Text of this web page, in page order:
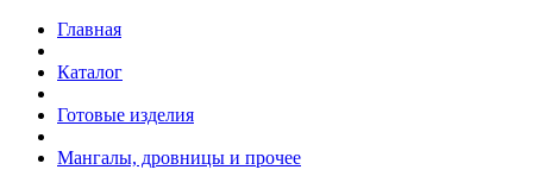
Главная
Каталог
Готовые изделия
Мангалы, дровницы и прочее